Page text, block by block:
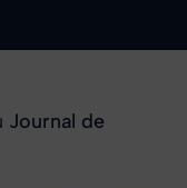
Journal de